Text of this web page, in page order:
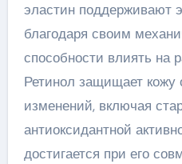
эластин поддерживают
благодаря своим
способности влиять на
Ретинол защищает кожу
изменений, включая
антиоксидантной
достигается при его